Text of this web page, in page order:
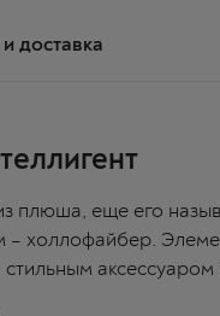
доставка
плюша, еще его
холлофайбер.
аксессуаром